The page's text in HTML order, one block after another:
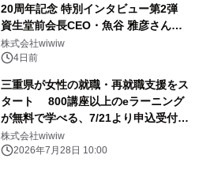
20周年記念 特別インタビュー第2弾
資生堂前会長CEO・魚谷 雅彦さんの
記事を公開
株式会社wiwiw
4日前
三重県が女性の就職・再就職支援をス
タート 800講座以上のeラーニング
が無料で学べる、7/21より申込受付開
始
株式会社wiwiw
2026年7月28日 10:00